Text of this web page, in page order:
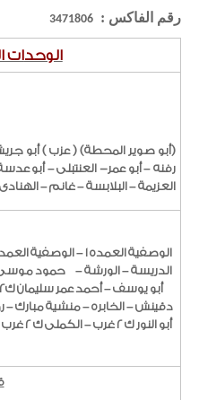
رقم الفاكس : 3471806
الوحد ات
(أبو صوير المحطة) ( عزب ) أبو
العزيمة – البلابسة – غانم –
الوصفية العمده 1 – الوصفية العمدة 2 -
الدريسة – الورشة –
حمود
دقينش – الخابره – منشية مبارك – روض عامر –
أبو النور ك 2 غرب – الكملى ك 2 غرب – الدمرانى ك 2 غرب – عبد الرحيم البحرية ك 2 غرب –